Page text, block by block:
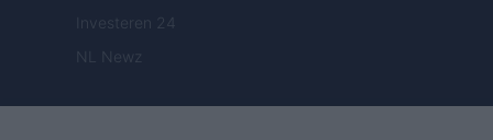
Investeren 24
NL Newz